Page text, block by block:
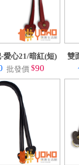
愛心21/暗紅(短)
批發價 $90
雙